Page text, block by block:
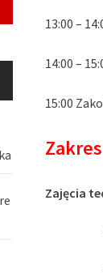
13:00 –
14:00 –
15:00
Zajęcia